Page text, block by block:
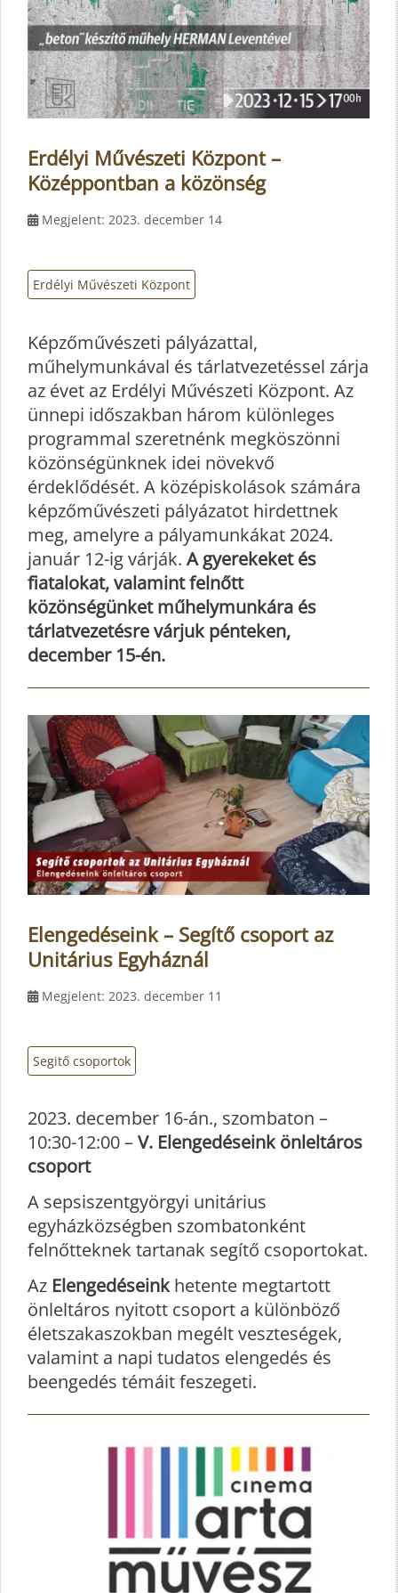
Erdélyi Művészeti Központ –
Középpontban a közönség
Megjelent: 2023. december 14
Erdélyi Művészeti Központ
Képzőművészeti pályázattal,
műhelymunkával és tárlatvezetéssel zárja
az évet az Erdélyi Művészeti Központ. Az
ünnepi időszakban három különleges
programmal szeretnénk megköszönni
közönségünknek idei növekvő
érdeklődését. A középiskolások számára
képzőművészeti pályázatot hirdettnek
meg, amelyre a pályamunkákat 2024.
január 12-ig várják. A gyerekeket és
fiatalokat, valamint felnőtt
közönségünket műhelymunkára és
tárlatvezetésre várjuk pénteken,
december 15-én.
Elengedéseink – Segítő csoport az
Unitárius Egyháznál
Megjelent: 2023. december 11
Segitő csoportok
2023. december 16-án., szombaton –
10:30-12:00 –V. Elengedéseink önleltáros
csoport
A sepsiszentgyörgyi unitárius
egyházközségben szombatonként
felnőtteknek tartanak segítő csoportokat.
Az Elengedéseinkhetente megtartott
önleltáros nyitott csoport a különböző
életszakaszokban megélt veszteségek,
valamint a napi tudatos elengedés és
beengedés témáit feszegeti.